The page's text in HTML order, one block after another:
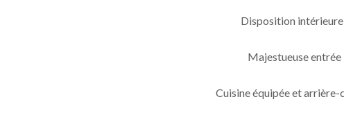
Disposition intérieure
Majestueuse entrée
Cuisine équipée et arrière-